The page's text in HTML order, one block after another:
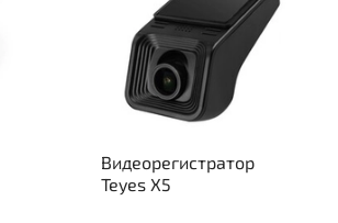
Видеорегистратор
Teyes X5